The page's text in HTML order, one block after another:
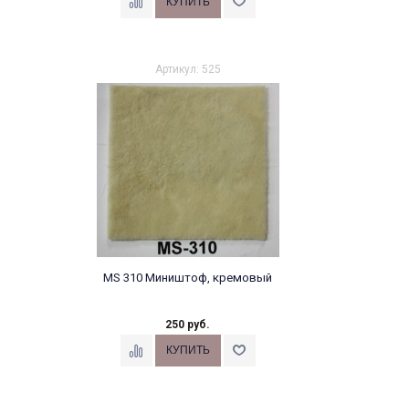
Артикул: 525
MS 310 Миништоф, кремовый
250 руб.